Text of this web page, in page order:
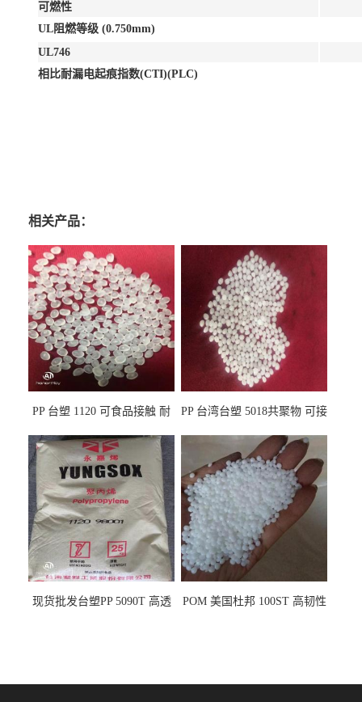
可燃性
UL阻燃等级 (0.750mm)
UL746
相比耐漏电起痕指数(CTI)(PLC)
相关产品：
PP 台塑 1120 可食品接触 耐
PP 台湾台塑 5018共聚物 可接
现货批发台塑PP 5090T 高透
POM 美国杜邦 100ST 高韧性